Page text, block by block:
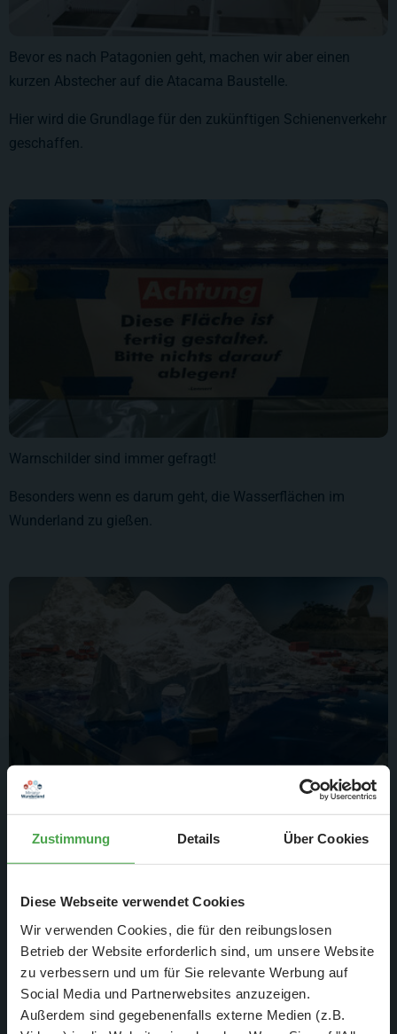
Zustimmung Details Über Cookies
Diese Webseite verwendet Cookies
Wir verwenden Cookies, die für den reibungslosen
Betrieb der Website erforderlich sind, um unsere Website
zu verbessern und um für Sie relevante Werbung auf
Social Media und Partnerwebsites anzuzeigen.
Außerdem sind gegebenenfalls externe Medien (z.B.
Bevor es nach Patagonien geht, machen wir aber einen
kurzen Abstecher auf die Atacama Baustelle.
Hier wird die Grundlage für den zukünftigen Schienenverkehr
geschaffen.
Warnschilder sind immer gefragt!
Besonders wenn es darum geht, die Wasserflächen im
Wunderland zu gießen.
Noch nicht final ausgeleuchtet, aber dennoch schon ein
beeindruckender Anblick.
Die Polarstation im Hintergrund mit ihren roten Häusern
sorgt für die einzigen Farbkleckse in der Eislandschaft.